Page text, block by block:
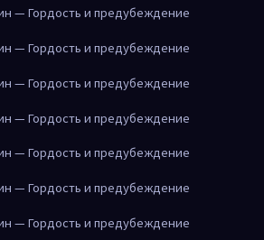
— Гордость и предубеждение
— Гордость и предубеждение
— Гордость и предубеждение
— Гордость и предубеждение
— Гордость и предубеждение
— Гордость и предубеждение
— Гордость и предубеждение